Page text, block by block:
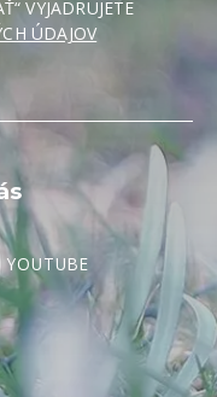
VYJADRUJETE
ÚDAJOV
YOUTUBE